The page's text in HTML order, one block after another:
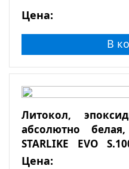
Цена:
В
Литокол,
абсолютно
STARLIKE EVO
2,5кг
Цена: